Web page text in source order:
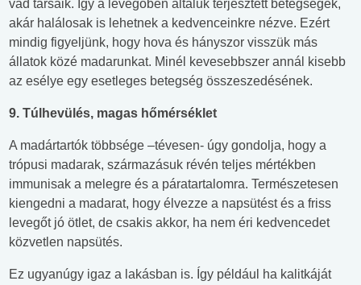
vad társaik. Így a levegőben általuk terjesztett betegségek,
akár halálosak is lehetnek a kedvenceinkre nézve. Ezért
mindig figyeljünk, hogy hova és hányszor visszük más
állatok közé madarunkat. Minél kevesebbszer annál kisebb
az esélye egy esetleges betegség összeszedésének.
9. Túlhevülés, magas hőmérséklet
A madártartók többsége –tévesen- úgy gondolja, hogy a
trópusi madarak, származásuk révén teljes mértékben
immunisak a melegre és a páratartalomra. Természetesen
kiengedni a madarat, hogy élvezze a napsütést és a friss
levegőt jó ötlet, de csakis akkor, ha nem éri kedvencedet
közvetlen napsütés.
Ez ugyanúgy igaz a lakásban is. Így például ha kalitkáját